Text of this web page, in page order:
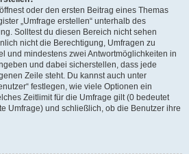
oder den ersten Beitrag eines Themas
„Umfrage erstellen“ unterhalb des
Solltest du diesen Bereich nicht sehen
nicht die Berechtigung, Umfragen zu
und mindestens zwei Antwortmöglichkeiten in
und dabei sicherstellen, dass jede
Zeile steht. Du kannst auch unter
festlegen, wie viele Optionen ein
Zeitlimit für die Umfrage gilt (0 bedeutet
Umfrage) und schließlich, ob die Benutzer ihre